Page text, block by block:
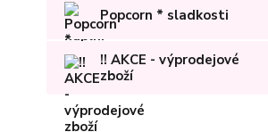
Popcorn * sladkosti
!! AKCE - výprodejové
zboží